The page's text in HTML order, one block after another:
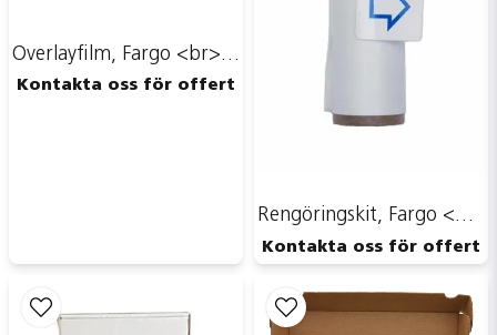
Overlayfilm, Fargo <br> Art.nr 96384-0250
Kontakta oss för offert
Rengöringskit, Fargo <br> ART.NR 96385-0000
Kontakta oss för offert